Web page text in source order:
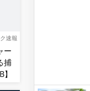
速報
ー
捕